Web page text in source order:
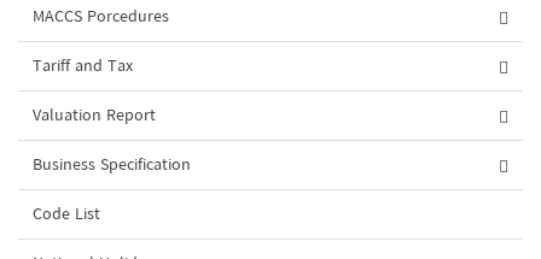
MACCS Porcedures
Tariff and Tax
Valuation Report
Business Specification
Code List